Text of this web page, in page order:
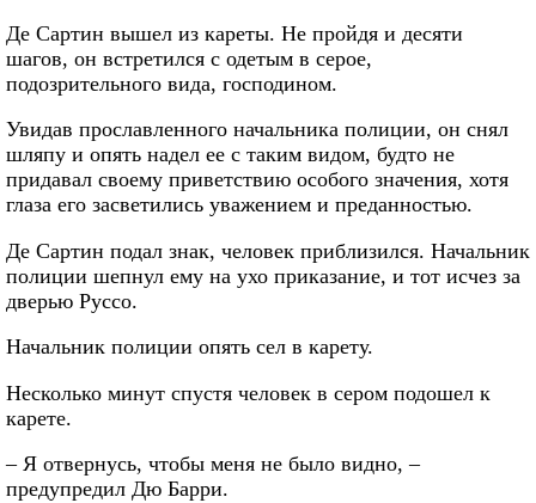
Де Сартин вышел из кареты. Не пройдя и десяти
шагов, он встретился с одетым в серое,
подозрительного вида, господином.
Увидав прославленного начальника полиции, он снял
шляпу и опять надел ее с таким видом, будто не
придавал своему приветствию особого значения, хотя
глаза его засветились уважением и преданностью.
Де Сартин подал знак, человек приблизился. Начальник
полиции шепнул ему на ухо приказание, и тот исчез за
дверью Руссо.
Начальник полиции опять сел в карету.
Несколько минут спустя человек в сером подошел к
карете.
– Я отвернусь, чтобы меня не было видно, –
предупредил Дю Барри.